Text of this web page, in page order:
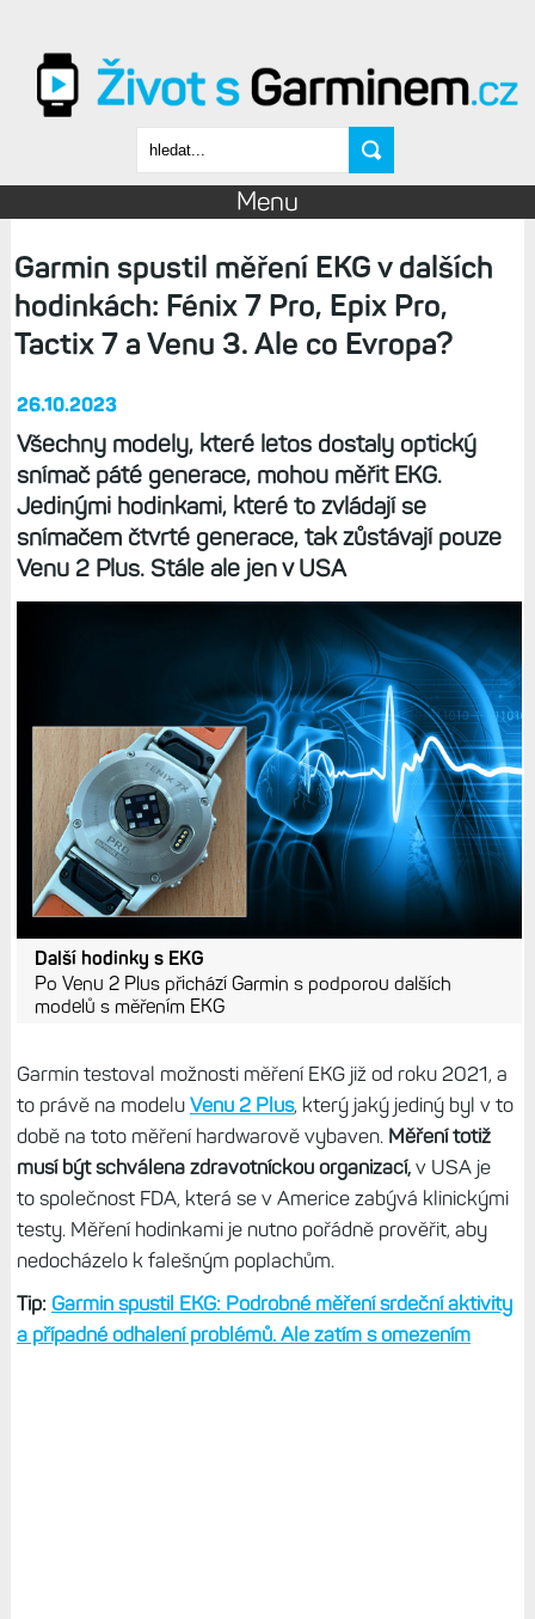
Vyhledávání
Menu
Garmin spustil měření EKG v dalších
hodinkách: Fénix 7 Pro, Epix Pro,
Tactix 7 a Venu 3. Ale co Evropa?
26.10.2023
Všechny modely, které letos dostaly optický
snímač páté generace, mohou měřit EKG.
Jedinými hodinkami, které to zvládají se
snímačem čtvrté generace, tak zůstávají pouze
Venu 2 Plus. Stále ale jen v USA
Další hodinky s EKG
Po Venu 2 Plus přichází Garmin s podporou dalších
modelů s měřením EKG
Garmin testoval možnosti měření EKG již od roku 2021, a
to právě na modelu Venu 2 Plus, který jaký jediný byl v to
době na toto měření hardwarově vybaven. Měření totiž
musí být schválena zdravotníckou organizací,v USA je
to společnost FDA, která se v Americe zabývá klinickými
testy. Měření hodinkami je nutno pořádně prověřit, aby
nedocházelo k falešným poplachům.
Tip: Garmin spustil EKG: Podrobné měření srdeční aktivity
a případné odhalení problémů. Ale zatím s omezením